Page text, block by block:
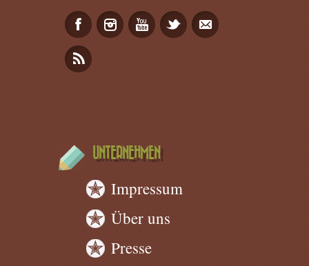
UNTERNEHMEN
Impressum
Über uns
Presse